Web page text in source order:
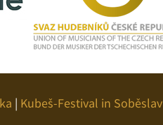
| Kubeš-Festival in Soběslav